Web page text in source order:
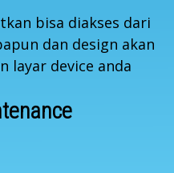
bisa diakses dari
dan design akan
layar device anda